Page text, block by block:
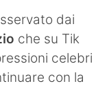
dai
che su Tik
celebri
con la